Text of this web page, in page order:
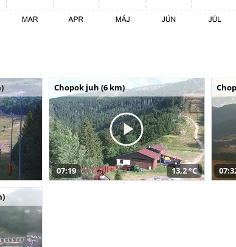
Chopok juh (6 km)
07:19 13,2 °C